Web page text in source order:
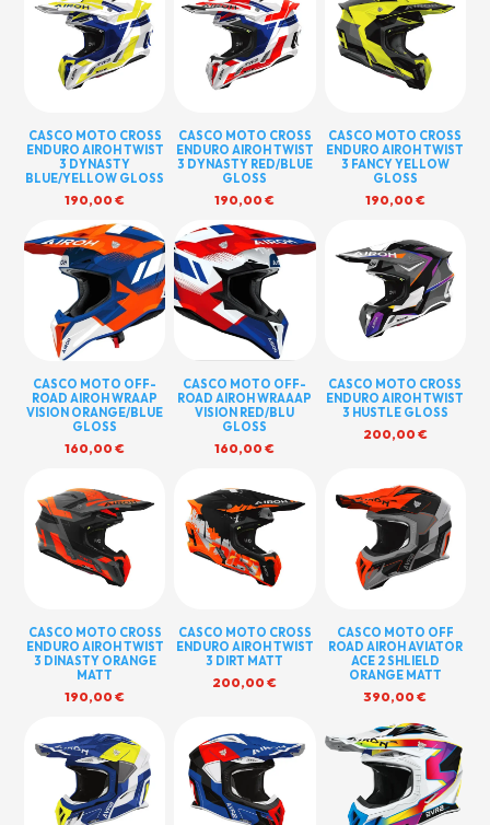
CASCO MOTO CROSS
ENDURO AIROH TWIST
3 DYNASTY
BLUE/YELLOW GLOSS
190,00€
CASCO MOTO CROSS
ENDURO AIROH TWIST
3 DYNASTY RED/BLUE
GLOSS
190,00€
CASCO MOTO CROSS
ENDURO AIROH TWIST
3 FANCY YELLOW
GLOSS
190,00 €
CASCO MOTO OFF-
ROAD AIROH WRAAP
VISION ORANGE/BLUE
GLOSS
160,00€
CASCO MOTO OFF-
ROAD AIROH WRAAAP
VISION RED/BLU
GLOSS
160,00€
CASCO MOTO CROSS
ENDURO AIROH TWIST
3 HUSTLE GLOSS
200,00 €
CASCO MOTO CROSS
ENDURO AIROH TWIST
3 DINASTY ORANGE
MATT
190,00€
CASCO MOTO CROSS
ENDURO AIROH TWIST
3 DIRT MATT
200,00€
CASCO MOTO OFF
ROAD AIROH AVIATOR
ACE 2 SHLIELD
ORANGE MATT
390,00€